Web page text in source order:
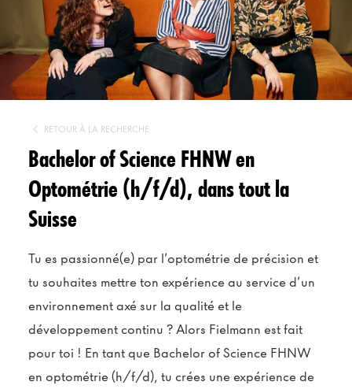
RETOUR À LA RECHERCHE
Bachelor of Science FHNW en
Optométrie (h/f/d), dans tout la
Suisse
Tu es passionné(e) par l’optométrie de précision et
tu souhaites mettre ton expérience au service d’un
environnement axé sur la qualité et le
développement continu ? Alors Fielmann est fait
pour toi ! En tant que Bachelor of Science FHNW
en optométrie (h/f/d), tu crées une expérience de